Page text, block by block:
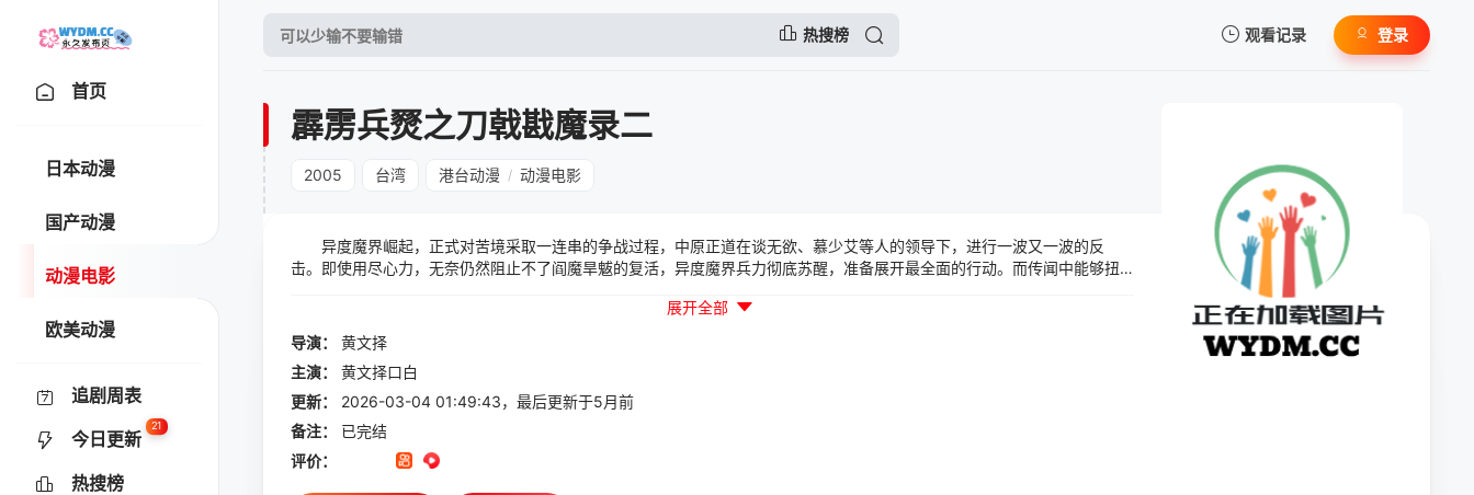
热搜榜 观看记录
暂无观看影片的记录
登录
首页
日本动漫
国产动漫
动漫电影
欧美动漫
追剧周表
今日更新
21
热搜榜
霹雳兵燹之刀戟戡魔录二
2005 台湾 港台动漫 / 动漫电影
异度魔界崛起，正式对苦境采取一连串的争战过程，中原正道在谈无欲、慕少艾等人的领导下，进行一波又一波的反
击。即使用尽心力，无奈仍然阻止不了阎魔旱魃的复活，异度魔界兵力彻底苏醒，准备展开最全面的行动。而传闻中能够扭
人非獍跟孤独缺为了狂龙的命令而走上极端。狂龙一声笑，也因为萍山即将落地而准备出关。这名长居罪恶坑的狂人，究竟
为什麽等到现在？他与练峨眉之间的恩怨又是什麽？而另一方，北辰元凰统领翳流，让翳流的兵力彻底统一，形成另一方盘
据的势力。未来的武林，将是群雄割据的霸业之争。邪恶扩张，圣域、玄宗双方能够即时援助正道吗？ 道消魔长，传闻
中的神刀天泣在羽人非獍的手中，能够负起戡魔的重任吗？掌握圣戟神叹的燕归人，是正是邪？他又会为武林带来怎样的风
波？一切精采发展，只盼刀戟戡魔录。 第1集-刀戟戡魔录 第2集-无上魔威 第3集-残林之主 第4集-鼎炉分峰 第5集-双
峰鼎立 第6集-师徒决裂 第7集-明月遗恨 第8集-折翼 第9集-全面交锋 第10集-斩龙 第11集-枭獍非獍 第12集-圣戟、神
刀、战火燎原 第13集-一步含恨 第14集-情义 第15集-双锋、双峰 第16集-血染苍茫点成泪·一曲绝琴殇不归 第17集-狂魔之
威 第18集-仇者再会恨不逢 第19集-王者交锋 第20集-戡魔序曲 第21集-最後的 固守 第22集-阎魔局、狂龙计 第23集-佛魔
展开全部
导演：
黄文择
主演：
黄文择口白
更新：
2026-03-04 01:49:43，最后更新于5月前
备注：
已完结
评价：